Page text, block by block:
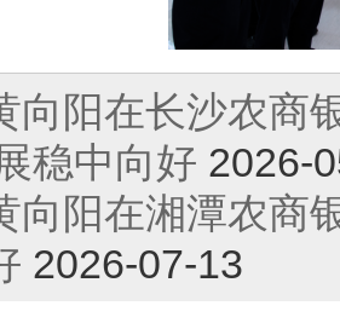
向阳在长沙农商
稳中向好 2026-
向阳在湘潭农商
2026-07-13